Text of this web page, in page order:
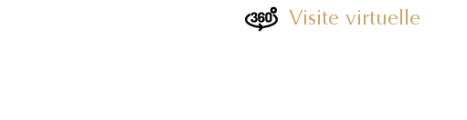
Visite virtuelle